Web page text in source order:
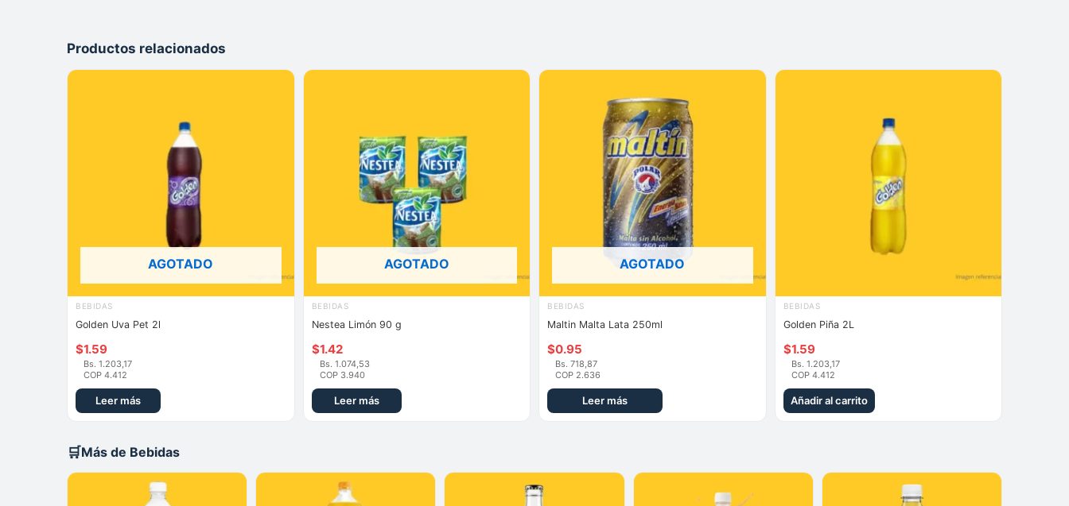
Productos relacionados
AGOTADO
BEBIDAS
Golden Uva Pet 2l
$1.59
Bs. 1.203,17
COP 4.412
Leer más
AGOTADO
BEBIDAS
Nestea Limón 90 g
$1.42
Bs. 1.074,53
COP 3.940
Leer más
AGOTADO
BEBIDAS
Maltin Malta Lata 250ml
$0.95
Bs. 718,87
COP 2.636
Leer más
BEBIDAS
Golden Piña 2L
$1.59
Bs. 1.203,17
COP 4.412
Añadir al carrito
🛒Más de Bebidas